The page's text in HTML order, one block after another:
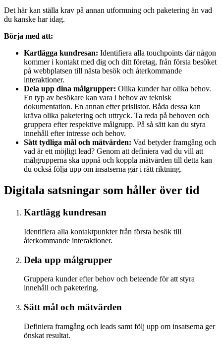
Det här kan ställa krav på annan utformning och paketering än vad
du kanske har idag.
Börja med att:
Kartlägga kundresan: Identifiera alla touchpoints där någon
kommer i kontakt med dig och ditt företag, från första besöket
på webbplatsen till nästa besök och återkommande
interaktioner.
Dela upp dina målgrupper: Olika kunder har olika behov.
En typ av besökare kan vara i behov av teknisk
dokumentation. En annan efter prislistor. Båda dessa kan
kräva olika paketering och uttryck. Ta reda på behoven och
gruppera efter respektive målgrupp. På så sätt kan du styra
innehåll efter intresse och behov.
Sätt tydliga mål och mätvärden: Vad betyder framgång och
vad är ett möjligt lead? Genom att definiera vad du vill att
målgrupperna ska uppnå och koppla mätvärden till detta kan
du också följa upp om insatserna går i rätt riktning.
Digitala satsningar som håller över tid
Kartlägg kundresan
Identifiera alla kontaktpunkter från första besök till
återkommande interaktioner.
Dela upp målgrupper
Gruppera kunder efter behov och beteende för att styra
innehåll och paketering.
Sätt mål och mätvärden
Definiera framgång och leads samt följ upp om insatserna ger
önskat resultat.